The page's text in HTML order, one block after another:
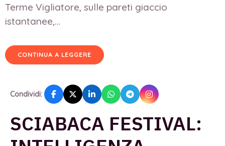
Terme Vigliatore, sulle pareti giaccio
istantanee,...
CONTINUA A LEGGERE
Condividi:
SCIABACA FESTIVAL: